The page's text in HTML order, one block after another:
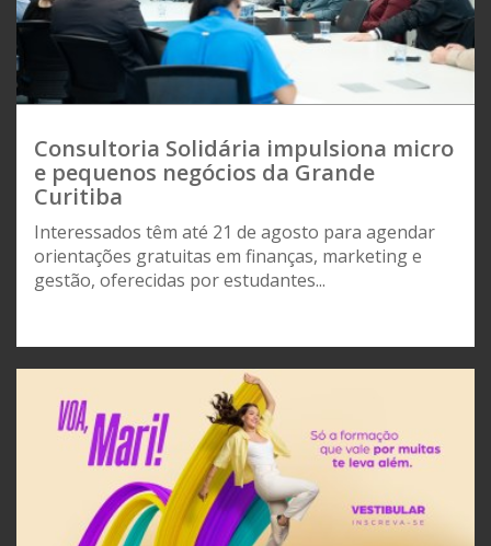
Consultoria Solidária impulsiona micro
e pequenos negócios da Grande
Curitiba
Interessados têm até 21 de agosto para agendar
orientações gratuitas em finanças, marketing e
gestão, oferecidas por estudantes...